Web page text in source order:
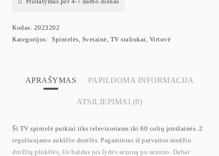
Kodas: 2023202
Kategorijos: Spintelės, Svetainė, TV staliukai, Virtuvė
APRAŠYMAS PAPILDOMA INFORMACIJA
ATSILIEPIMAI (0)
Ši TV spintelė puikiai tiks televizoriams iki 60 colių įstrižainės. 2
reguliuojamo aukščio durelės. Pagamintas iš patvarios medžio
drožlių plokštės, šis baldas jus lydės sezoną po sezono. Dabar